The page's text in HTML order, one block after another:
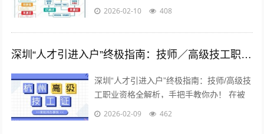
路 来了，就是深圳人。 这句口号温暖了无
2026-02-10 408
深圳“人才引进入户”终极指南：技师／高级技工职业资格全解析，手把手教你办！
深圳“人才引进入户”终极指南：技师/高级技
工职业资格全解析，手把手教你办！ 在被
誉为“中国硅谷”的深圳，无数追梦人汇聚于
2026-02-09 462